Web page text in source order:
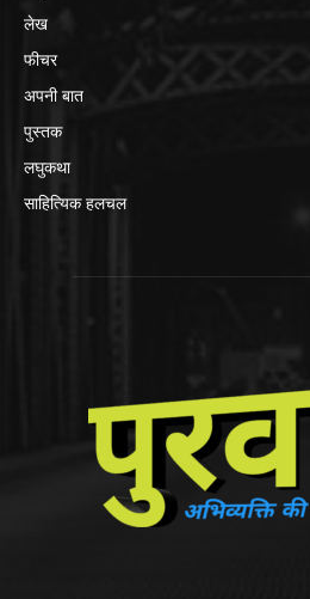
लेख
फीचर
अपनी बात
पुस्तक
लघुकथा
साहित्यिक हलचल